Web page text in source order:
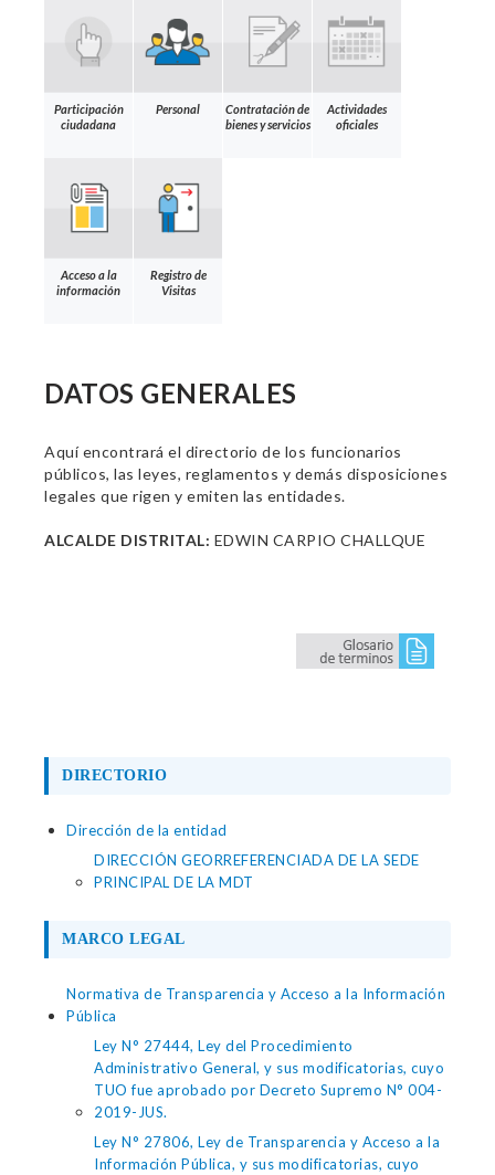
Participación
ciudadana
Personal
Contratación de
bienes y servicios
Actividades
oficiales
Acceso a la
información
Registro de
Visitas
DATOS GENERALES
Aquí encontrará el directorio de los funcionarios
públicos, las leyes, reglamentos y demás disposiciones
legales que rigen y emiten las entidades.
ALCALDE DISTRITAL: EDWIN CARPIO CHALLQUE
DIRECTORIO
Dirección de la entidad
DIRECCIÓN GEORREFERENCIADA DE LA SEDE
PRINCIPAL DE LA MDT
MARCO LEGAL
Normativa de Transparencia y Acceso a la Información
Pública
Ley N° 27444, Ley del Procedimiento
Administrativo General, y sus modificatorias, cuyo
TUO fue aprobado por Decreto Supremo N° 004-
2019-JUS.
Ley N° 27806, Ley de Transparencia y Acceso a la
Información Pública, y sus modificatorias, cuyo